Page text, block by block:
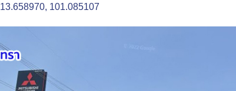
13.658970, 101.085107